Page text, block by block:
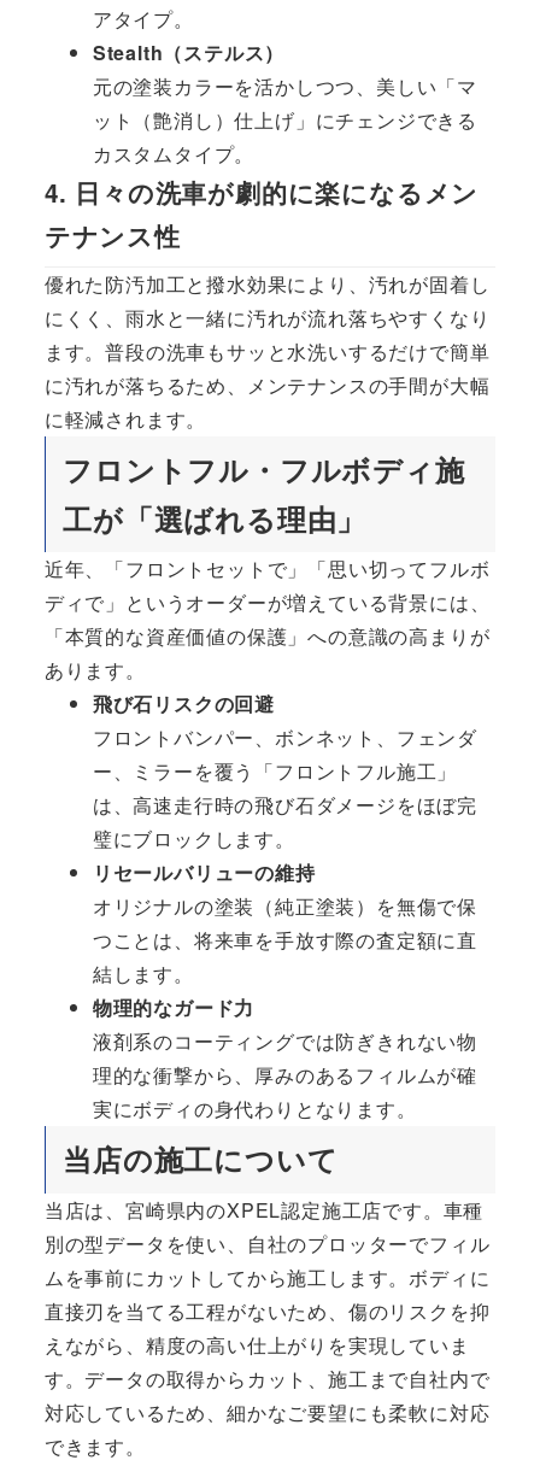
アタイプ。
Stealth（ステルス）
元の塗装カラーを活かしつつ、美しい「マ
ット（艶消し）仕上げ」にチェンジできる
カスタムタイプ。
4. 日々の洗車が劇的に楽になるメン
テナンス性
優れた防汚加工と撥水効果により、汚れが固着し
にくく、雨水と一緒に汚れが流れ落ちやすくなり
ます。普段の洗車もサッと水洗いするだけで簡単
に汚れが落ちるため、メンテナンスの手間が大幅
に軽減されます。
フロントフル・フルボディ施
工が「選ばれる理由」
近年、「フロントセットで」「思い切ってフルボ
ディで」というオーダーが増えている背景には、
「本質的な資産価値の保護」への意識の高まりが
あります。
飛び石リスクの回避
フロントバンパー、ボンネット、フェンダ
ー、ミラーを覆う「フロントフル施工」
は、高速走行時の飛び石ダメージをほぼ完
璧にブロックします。
リセールバリューの維持
オリジナルの塗装（純正塗装）を無傷で保
つことは、将来車を手放す際の査定額に直
結します。
物理的なガード力
液剤系のコーティングでは防ぎきれない物
理的な衝撃から、厚みのあるフィルムが確
実にボディの身代わりとなります。
当店の施工について
当店は、宮崎県内のXPEL認定施工店です。車種
別の型データを使い、自社のプロッターでフィル
ムを事前にカットしてから施工します。ボディに
直接刃を当てる工程がないため、傷のリスクを抑
えながら、精度の高い仕上がりを実現していま
す。データの取得からカット、施工まで自社内で
対応しているため、細かなご要望にも柔軟に対応
できます。